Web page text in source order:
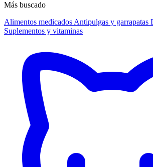
Más buscado
Alimentos medicados Antipulgas y garrapatas
Suplementos y vitaminas